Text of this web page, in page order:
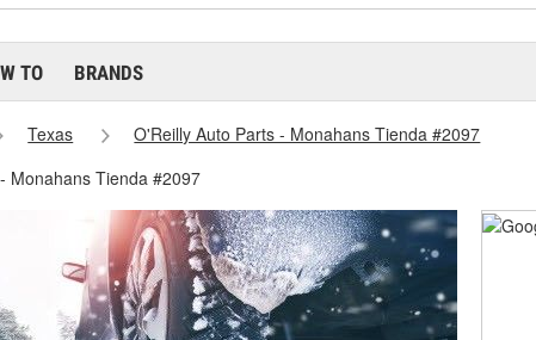
TO BRANDS
Texas
O'Reilly Auto Parts - Monahans Tienda #2097
Monahans Tienda #2097